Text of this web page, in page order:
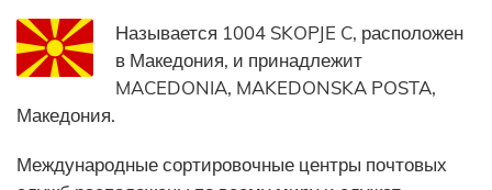
Называется 1004 SKOPJE C, расположен
в Македония, и принадлежит
MACEDONIA, MAKEDONSKA POSTA,
Македония.
Международные сортировочные центры почтовых